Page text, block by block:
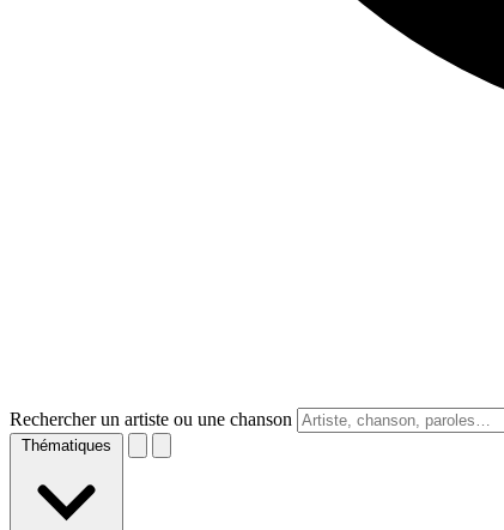
Rechercher un artiste ou une chanson
Thématiques